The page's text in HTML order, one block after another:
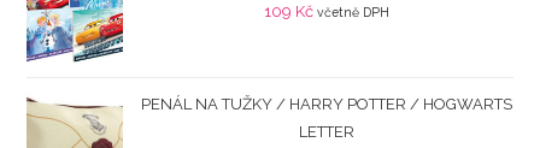
109 Kč včetně DPH
PENÁL NA TUŽKY / HARRY POTTER / HOGWARTS
LETTER